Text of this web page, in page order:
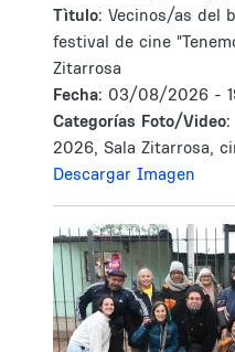
Tìtulo: Vecinos/as del
festival de cine
Zitarrosa
Fecha: 03/08/2026 -
Categorías Foto/Video:
2026, Sala Zitarrosa,
Descargar Imagen